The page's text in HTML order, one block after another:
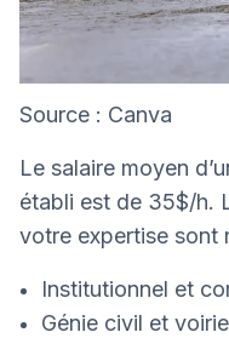
Source : Canva
Le salaire moyen
établi est de 35$/h.
votre expertise sont
Institutionnel et
Génie civil et